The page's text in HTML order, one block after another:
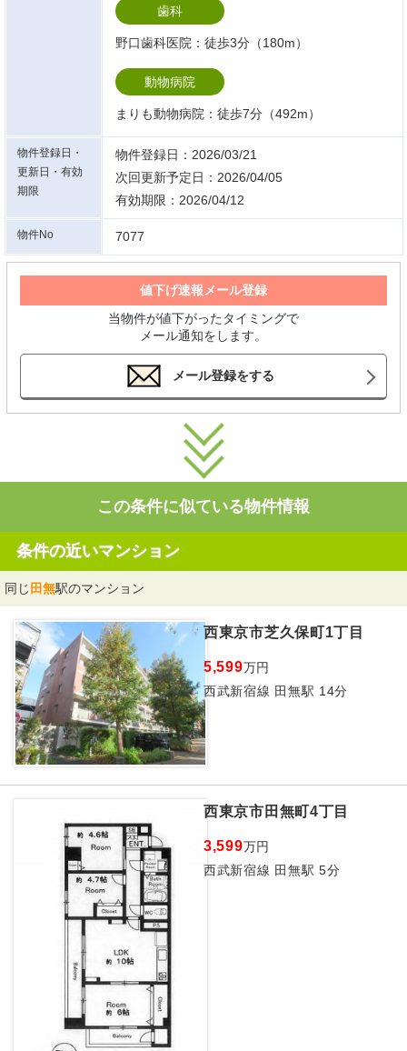
歯科
野口歯科医院：徒歩3分（180m）
動物病院
まりも動物病院：徒歩7分（492m）
物件登録日・
更新日・有効
期限
物件登録日：2026/03/21
次回更新予定日：2026/04/05
有効期限：2026/04/12
物件No 7077
値下げ速報メール登録
当物件が値下がったタイミングで
メール通知をします。
メール登録をする
この条件に似ている物件情報
条件の近いマンション
同じ 田無駅のマンション
西東京市芝久保町1丁目
5,599万円
西武新宿線 田無駅 14分
西東京市田無町4丁目
3,599万円
西武新宿線 田無駅 5分